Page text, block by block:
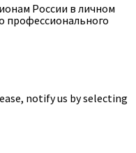
России в личном
профессионального
notify us by selecting